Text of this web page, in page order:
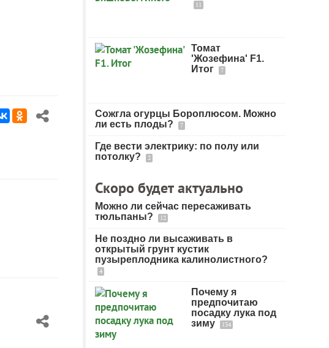
11
Томат
'Жозефина' F1.
Итог
7
Сожгла огурцы Бороплюсом. Можно
ли есть плоды?
7
Где вести электрику: по полу или
потолку?
2
Скоро будет актуально
Можно ли сейчас пересаживать
тюльпаны?
12
Не поздно ли высаживать в
открытый грунт кустик
пузыреплодника калинолистного?
4
Почему я
предпочитаю
посадку лука под
зиму
134